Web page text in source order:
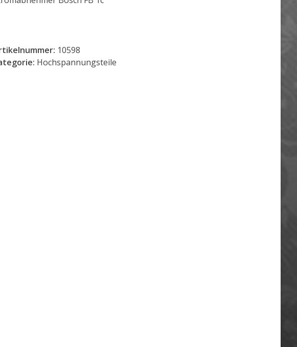
10598
Hochspannungsteile